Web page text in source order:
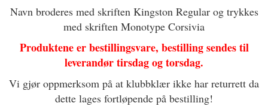
Navn broderes med skriften Kingston Regular og trykkes
med skriften Monotype Corsivia
Produktene er bestillingsvare, bestilling sendes til
leverandør tirsdag og torsdag.
Vi gjør oppmerksom på at klubbklær ikke har returrett da
dette lages fortløpende på bestilling!